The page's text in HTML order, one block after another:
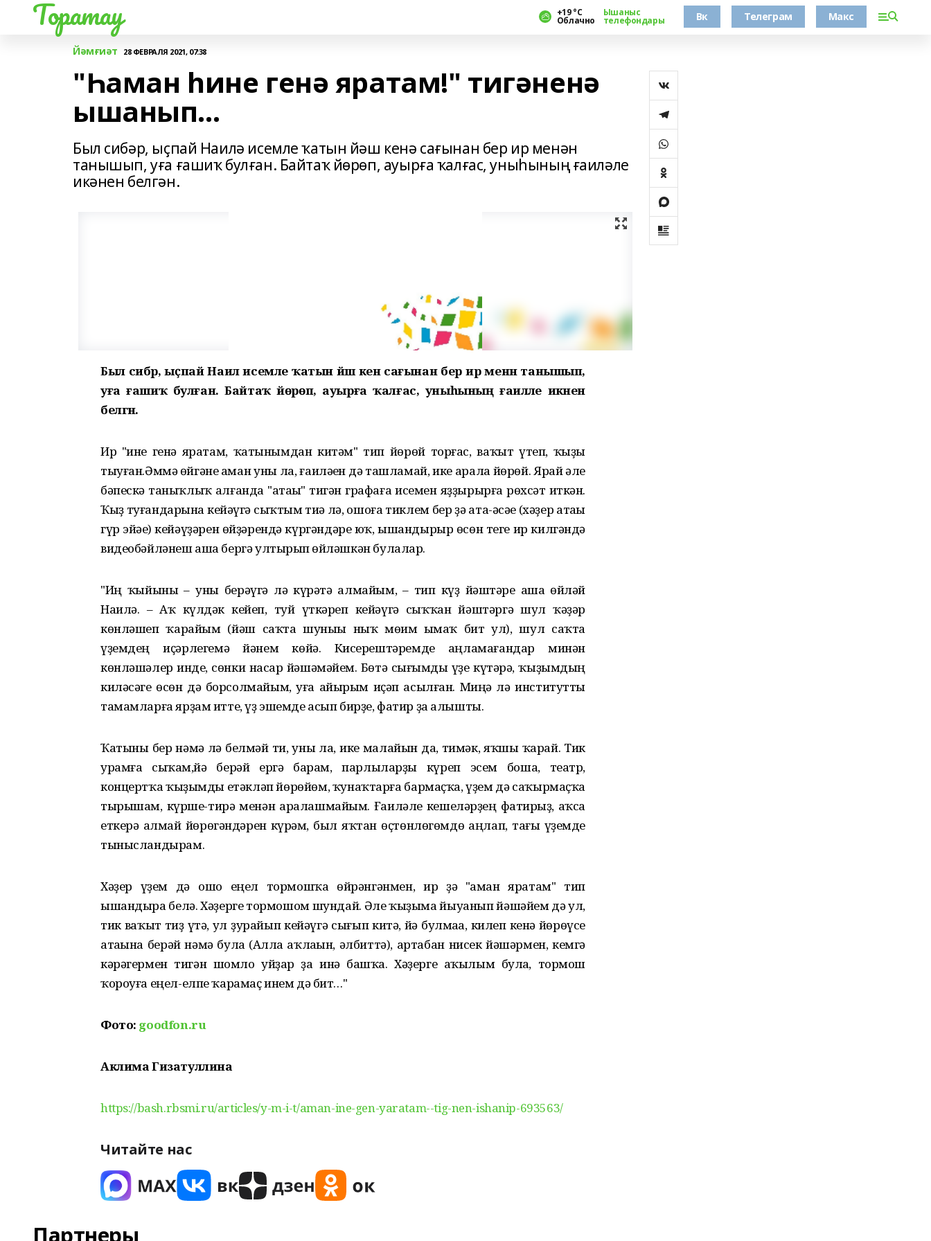
Торатау +19 °С
Облачно
Ышаныс
телефондары Вк Телеграм Макс
Йәмғиәт 28 ФЕВРАЛЯ 2021, 07:38
"Һаман һине генә яратам!" тигәненә
ышанып...
Был сибәр, ыҫпай Наилә исемле ҡатын йәш кенә сағынан бер ир менән
танышып, уға ғашиҡ булған. Байтаҡ йөрөп, ауырға ҡалғас, уныһының ғаиләле
икәнен белгән.
Был сибәр, ыҫпай Наилә исемле ҡатын йәш кенә сағынан бер ир менән танышып,
уға ғашиҡ булған. Байтаҡ йөрөп, ауырға ҡалғас, уныһының ғаиләле икәнен
белгән.
Ир "һине генә яратам, ҡатынымдан китәм" тип йөрөй торғас, ваҡыт үтеп, ҡыҙы
тыуған.Әммә һөйгәне һаман уны ла, ғаиләһен дә ташламай, ике арала йөрөй.Ярай әле
бәпескә таныҡлыҡ алғанда "атаһы" тигән графаға исемен яҙҙырырға рөхсәт иткән.
Ҡыҙ туғандарына кейәүгә сыҡтым тиһә лә, ошоға тиклем бер ҙә ата-әсәһе (хәҙер атаһы
гүр эйәһе) кейәүҙәрен өйҙәрендә күргәндәре юҡ, ышандырыр өсөн теге ир килгәндә
видеобәйләнеш аша бергә ултырып һөйләшкән булалар.
"Иң ҡыйыны – уны берәүгә лә күрһәтә алмайым, – тип күҙ йәштәре аша һөйләй
Наилә. – Аҡ күлдәк кейеп, туй үткәреп кейәүгә сыҡҡан йәштәргә шул ҡәҙәр
көнләшеп ҡарайым (йәш саҡта шуныһы ныҡ мөһим һымаҡ бит ул), шул саҡта
үҙемдең иҫәрлегемә йәнем көйә. Кисерештәремде аңламағандар минән
көнләшәлер инде, сөнки насар йәшәмәйем. Бөтә сығымды үҙе күтәрә, ҡыҙымдың
киләсәге өсөн дә борсолмайым, уға айырым иҫәп асылған. Миңә лә институтты
тамамларға ярҙам итте, үҙ эшемде асып бирҙе, фатир ҙа алышты.
Ҡатыны бер нәмә лә белмәй ти, уны ла, ике малайын да, тимәк, яҡшы ҡарай. Тик
урамға сыҡһам,йә берәй ергә барһам, парлыларҙы күреп эсем боша, театр,
концертҡа ҡыҙымды етәкләп йөрөйөм, ҡунаҡтарға бармаҫҡа, үҙем дә саҡырмаҫҡа
тырышам, күрше-тирә менән аралашмайым. Ғаиләле кешеләрҙең фатирһыҙ, аҡса
еткерә алмай йөрөгәндәрен күрһәм, был яҡтан өҫтөнлөгөмдө аңлап, тағы үҙемде
тынысландырам.
Хәҙер үҙем дә ошо еңел тормошҡа өйрәнгәнмен, ир ҙә "һаман яратам" тип
ышандыра белә. Хәҙерге тормошом шундай. Әле ҡыҙыма йыуанып йәшәйем дә ул,
тик ваҡыт тиҙ үтә, ул ҙурайып кейәүгә сығып китһә, йә булмаһа, килеп кенә йөрөүсе
атаһына берәй нәмә булһа (Алла һаҡлаһын, әлбиттә), артабан нисек йәшәрмен, кемгә
кәрәгермен тигән шомло уйҙар ҙа инә башҡа. Хәҙерге аҡылым булһа, тормош
ҡороуға еңел-елпе ҡарамаҫ инем дә бит…"
Фото: goodfon.ru
Аклима Гизатуллина
https://bash.rbsmi.ru/articles/y-m-i-t/aman-ine-gen-yaratam--tig-nen-ishanip-693563/
Читайте нас
Партнеры